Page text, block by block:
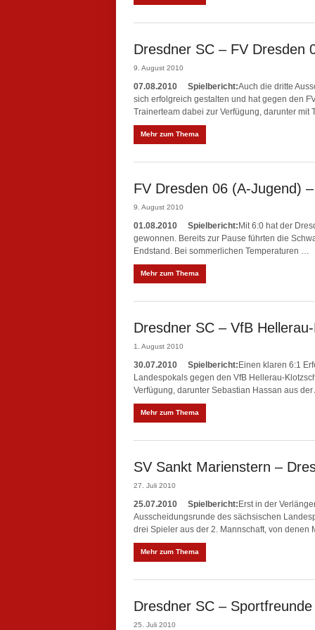
Dresdner SC – FV Dresden
9. August 2010
07.08.2010 Spielbericht:Auch die dritte
sich erfolgreich gestalten und hat gegen den
Trainerteam dabei zur Verfügung, darunter
Mehr zum Thema
FV Dresden 06 (A-Jugend)
9. August 2010
01.08.2010 Spielbericht:Mit 6:0 hat der
gewonnen. Bereits zur Pause führten die
Endstand. Bei sommerlichen Temperaturen …
Mehr zum Thema
Dresdner SC – VfB
1. August 2010
30.07.2010 Spielbericht:Einen klaren 6:1
Landespokals gegen den VfB Hellerau-
Verfügung, darunter Sebastian Hassan aus
Mehr zum Thema
SV Sankt Marienstern –
27. Juli 2010
25.07.2010 Spielbericht:Erst in der
Ausscheidungsrunde des sächsischen
drei Spieler aus der 2. Mannschaft, von denen
Mehr zum Thema
Dresdner SC –
25. Juli 2010